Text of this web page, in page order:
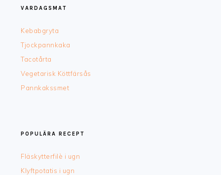
VARDAGSMAT
Kebabgryta
Tjockpannkaka
Tacotårta
Vegetarisk Köttfärsås
Pannkakssmet
POPULÄRA RECEPT
Fläskytterfilè i ugn
Klyftpotatis i ugn